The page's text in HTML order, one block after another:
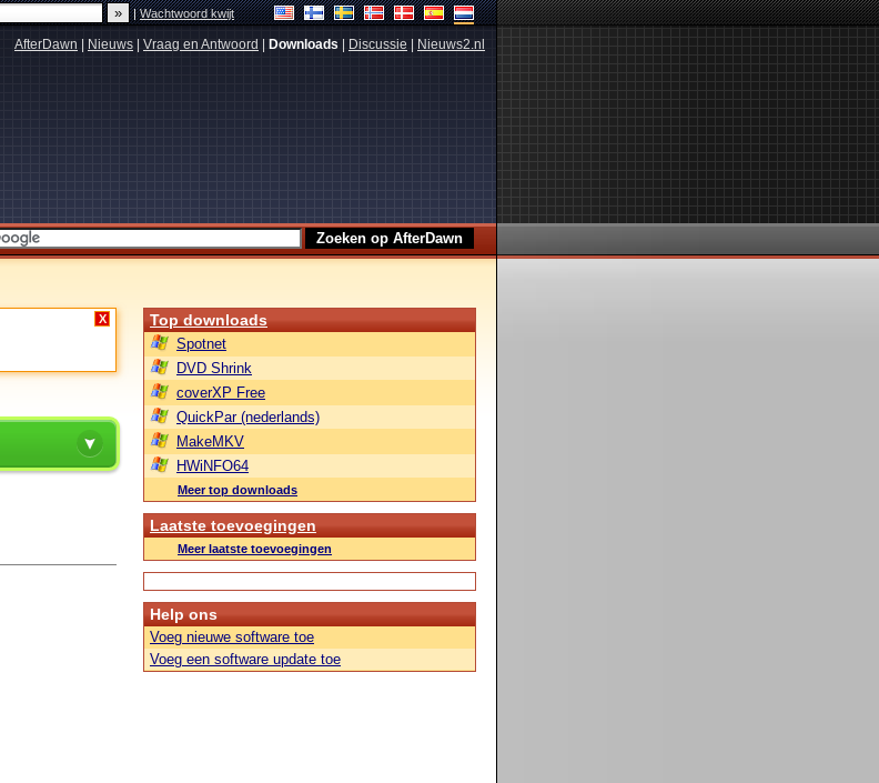
|Wachtwoord kwijt
AfterDawn Nieuws Vraag en Antwoord Downloads Discussie Nieuws2.nl
X Top downloads
Spotnet
DVD Shrink
coverXP Free
QuickPar (nederlands)
MakeMKV
HWiNFO64
Meer top downloads
Laatste toevoegingen
Meer laatste toevoegingen
Help ons
Voeg nieuwe software toe
Voeg een software update toe